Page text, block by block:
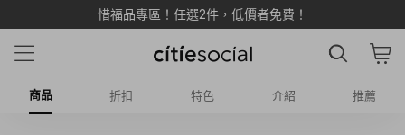
LINE 加入新好友享 $500 雙重購物金 💰
商品 折扣 特色 介紹 推薦